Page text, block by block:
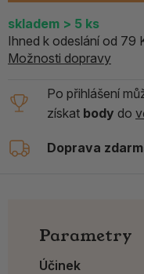
skladem > 5 ks
Ihned k odeslání od 79
Možnosti dopravy
Po přihlášení
získat body do
Doprava
Parametry
Účinek